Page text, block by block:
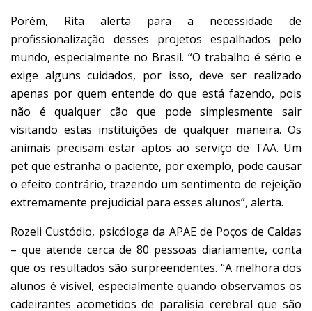
Porém, Rita alerta para a necessidade de
profissionalização desses projetos espalhados pelo
mundo, especialmente no Brasil. “O trabalho é sério e
exige alguns cuidados, por isso, deve ser realizado
apenas por quem entende do que está fazendo, pois
não é qualquer cão que pode simplesmente sair
visitando estas instituições de qualquer maneira. Os
animais precisam estar aptos ao serviço de TAA. Um
pet que estranha o paciente, por exemplo, pode causar
o efeito contrário, trazendo um sentimento de rejeição
extremamente prejudicial para esses alunos”, alerta.
Rozeli Custódio, psicóloga da APAE de Poços de Caldas
– que atende cerca de 80 pessoas diariamente, conta
que os resultados são surpreendentes. “A melhora dos
alunos é visível, especialmente quando observamos os
cadeirantes acometidos de paralisia cerebral que são